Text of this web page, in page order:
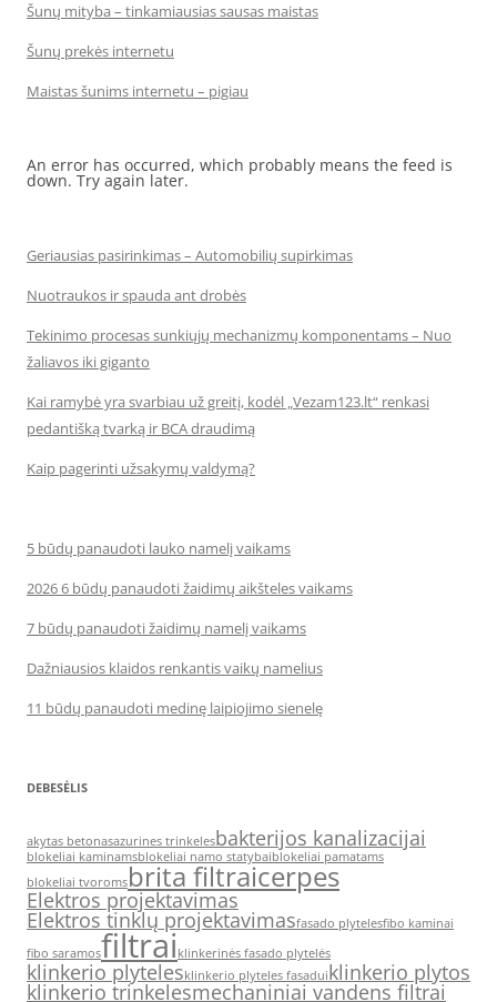
Šunų mityba – tinkamiausias sausas maistas
Šunų prekės internetu
Maistas šunims internetu – pigiau
An error has occurred, which probably means the feed is
down. Try again later.
Geriausias pasirinkimas – Automobilių supirkimas
Nuotraukos ir spauda ant drobės
Tekinimo procesas sunkiųjų mechanizmų komponentams – Nuo
žaliavos iki giganto
Kai ramybė yra svarbiau už greitį, kodėl „Vezam123.lt“ renkasi
pedantišką tvarką ir BCA draudimą
Kaip pagerinti užsakymų valdymą?
5 būdų panaudoti lauko namelį vaikams
2026 6 būdų panaudoti žaidimų aikšteles vaikams
7 būdų panaudoti žaidimų namelį vaikams
Dažniausios klaidos renkantis vaikų namelius
11 būdų panaudoti medinę laipiojimo sienelę
DEBESĖLIS
akytas betonasazurines trinkelesbakterijos kanalizacijai
blokeliai kaminamsblokeliai namo statybaiblokeliai pamatams
blokeliai tvoromsbrita filtraicerpes
Elektros projektavimas
Elektros tinklų projektavimasfasado plytelesfibo kaminai
fibo saramosfiltrai klinkerinės fasado plytelės
klinkerio plytelesklinkerio plyteles fasaduiklinkerio plytos
klinkerio trinkelesmechaniniai vandens filtrai